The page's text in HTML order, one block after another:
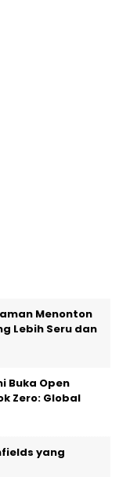
Menonton
Lebih Seru dan
Buka Open
Zero: Global
yang